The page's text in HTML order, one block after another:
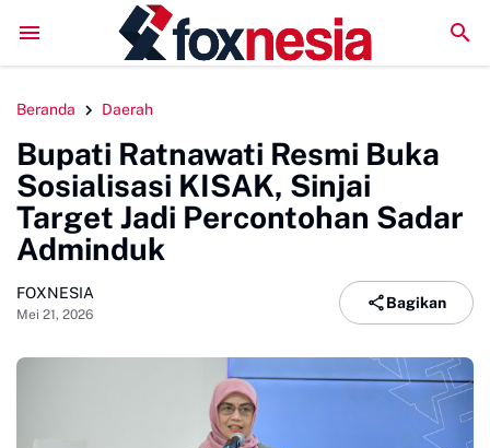
LPM Penalaran UNM Gelar Sidang Pleno, Evaluasi Kinerja
Beranda Daerah
Bupati Ratnawati Resmi Buka
Sosialisasi KISAK, Sinjai
Target Jadi Percontohan Sadar
Adminduk
FOXNESIA
Mei 21, 2026
Bagikan